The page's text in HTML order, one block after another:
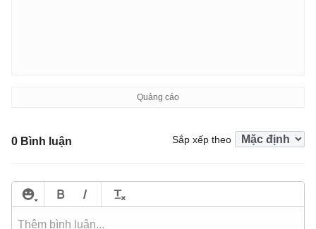
0 Bình luận Sắp xếp theo